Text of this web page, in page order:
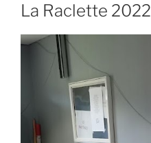
La Raclette 2022